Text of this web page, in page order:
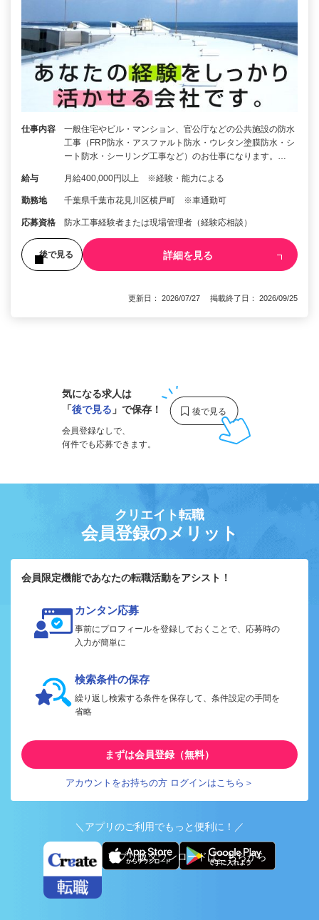
仕事内容
一般住宅やビル・マンション、官公庁などの公共施設の防水
工事（FRP防水・アスファルト防水・ウレタン塗膜防水・シ
ート防水・シーリング工事など）のお仕事になります。…
給与 月給400,000円以上 ※経験・能力による
勤務地 千葉県千葉市花見川区横戸町 ※車通勤可
応募資格 防水工事経験者または現場管理者（経験応相談）
後で見る 詳細を見る
更新日： 2026/07/27 掲載終了日： 2026/09/25
気になる求人は
「後で見る 」で保存！
会員登録なしで、
何件でも応募できます。
クリエイト転職
会員登録のメリット
会員限定機能であなたの転職活動をアシスト！
カンタン応募
事前にプロフィールを登録しておくことで、応募時の
入力が簡単に
検索条件の保存
繰り返し検索する条件を保存して、条件設定の手間を
省略
まずは会員登録（無料）
アカウントをお持ちの方 ログインはこちら＞
＼アプリのご利用でもっと便利に！／
アプリ版ダウンロードはこちらから